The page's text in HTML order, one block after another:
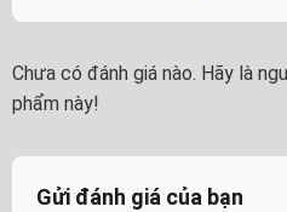
Chưa có đánh giá nào. Hãy là
phẩm này!
Gửi đánh giá của bạn